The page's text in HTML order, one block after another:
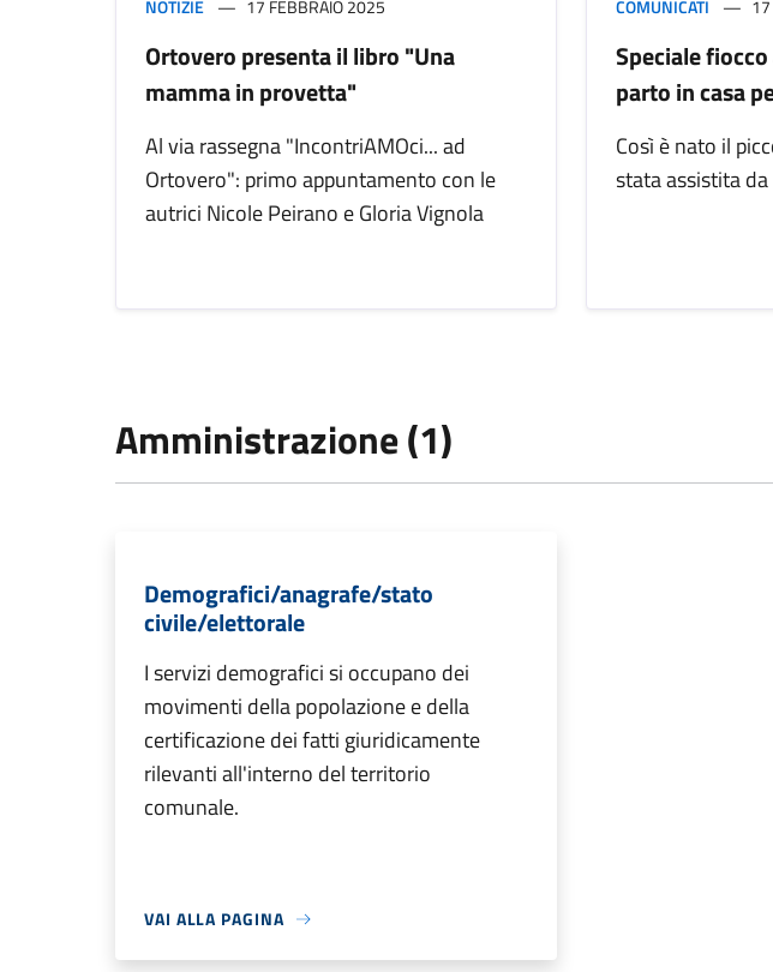
NOTIZIE 17 FEBBRAIO 2025
Ortovero presenta il libro "Una
mamma in provetta"
Al via rassegna "IncontriAMOci... ad
Ortovero": primo appuntamento con le
autrici Nicole Peirano e Gloria Vignola
COMUNICATI
Speciale
parto in casa
Così è nato il
stata assistita
Amministrazione (1)
Demografici/anagrafe/stato
civile/elettorale
I servizi demografici si occupano dei
movimenti della popolazione e della
certificazione dei fatti giuridicamente
rilevanti all'interno del territorio
comunale.
VAI ALLA PAGINA